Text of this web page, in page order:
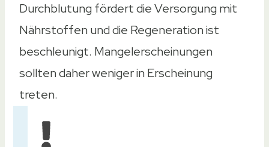
Durchblutung fördert die Versorgung mit
Nährstoffen und die Regeneration ist
beschleunigt. Mangelerscheinungen
sollten daher weniger in Erscheinung
treten.